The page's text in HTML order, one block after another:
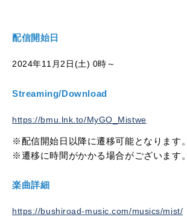
配信開始日
2024年11月2日(土) 0時～
Streaming/Download
https://bmu.lnk.to/MyGO_Mistwe
※配信開始日以降に遷移可能となります。
※遷移に時間がかかる場合がございます。
楽曲詳細
https://bushiroad-music.com/musics/mist/